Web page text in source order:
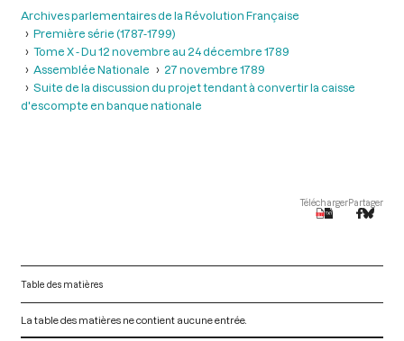
Archives parlementaires de la Révolution Française
Première série (1787-1799)
Tome X - Du 12 novembre au 24 décembre 1789
Assemblée Nationale
27 novembre 1789
Suite de la discussion du projet tendant à convertir la caisse
d'escompte en banque nationale
TéléchargerPartager
Table des matières
La table des matières ne contient aucune entrée.